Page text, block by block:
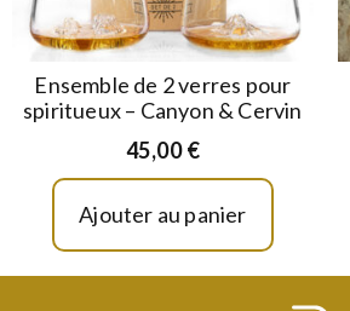
Ensemble de 2 verres pour
spiritueux – Canyon & Cervin
45,00€
Ajouter au panier